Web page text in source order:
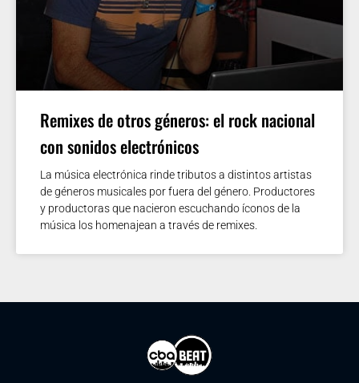
Remixes de otros géneros: el rock nacional
con sonidos electrónicos
La música electrónica rinde tributos a distintos artistas
de géneros musicales por fuera del género. Productores
y productoras que nacieron escuchando íconos de la
música los homenajean a través de remixes.